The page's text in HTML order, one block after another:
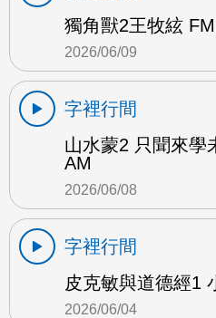
獨角獸2王牧絃
2026/06/09
字裡行間
山水蒙2 只聞來學
AM
2026/06/08
字裡行間
皮克敏與道德經1
2026/06/04